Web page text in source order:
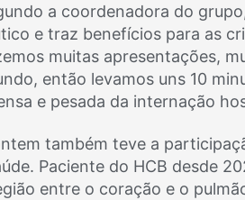
a coordenadora do
e traz benefícios para as
muitas apresentações,
então levamos uns 10
e pesada da internação
também teve a
Paciente do HCB desde
entre o coração e o